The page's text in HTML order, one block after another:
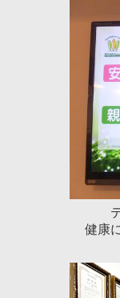
健康